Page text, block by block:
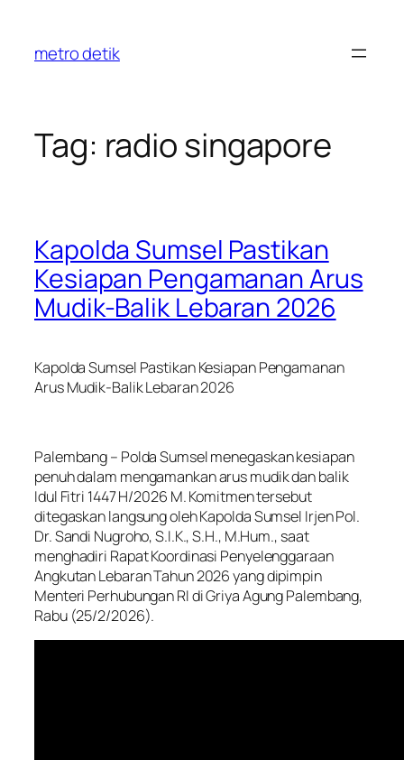
content
metro detik
Tag: radio singapore
Kapolda Sumsel Pastikan
Kesiapan Pengamanan Arus
Mudik-Balik Lebaran 2026
Kapolda Sumsel Pastikan Kesiapan Pengamanan
Arus Mudik-Balik Lebaran 2026
Palembang – Polda Sumsel menegaskan kesiapan
penuh dalam mengamankan arus mudik dan balik
Idul Fitri 1447 H/2026 M. Komitmen tersebut
ditegaskan langsung oleh Kapolda Sumsel Irjen Pol.
Dr. Sandi Nugroho, S.I.K., S.H., M.Hum., saat
menghadiri Rapat Koordinasi Penyelenggaraan
Angkutan Lebaran Tahun 2026 yang dipimpin
Menteri Perhubungan RI di Griya Agung Palembang,
Rabu (25/2/2026).